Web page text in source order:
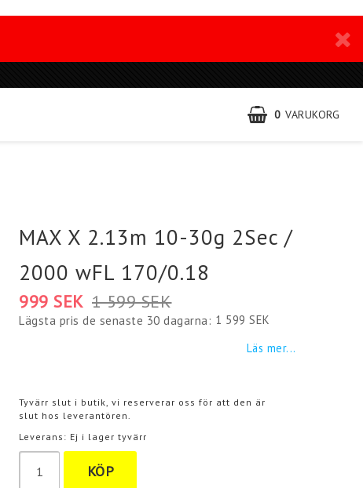
0 VARUKORG
MAX X 2.13m 10-30g 2Sec /
2000 wFL 170/0.18
1 599 SEK
999 SEK
Lägsta pris de senaste 30 dagarna
1 599 SEK
Läs mer...
Tyvärr slut i butik, vi reserverar oss för att den är
slut hos leverantören.
Leverans: Ej i lager tyvärr
KÖP